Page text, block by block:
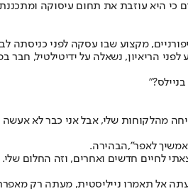
כי היא עוזבת את תחום עיסוקה
מקצוע שבו עסקה לפני כניסתה
הריאיון, נשאלה על ידיטילטיל, חבר
מהלקוחות שלי, אבל אני כבר לא אעשה
אמשיך לאפר",הבהירה.
לחיים חדשים ואחרים, וזה החלום
אל תאמרו נייליסטית, מעתה רק